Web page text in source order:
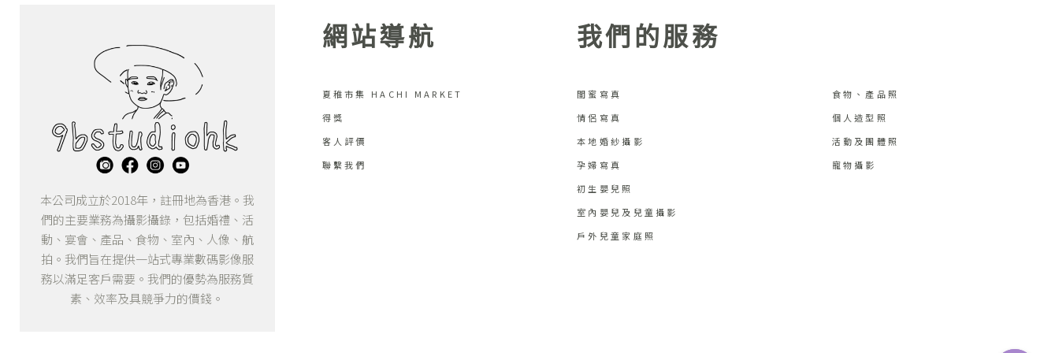
本公司成立於2018年，註冊地為香港。我
們的主要業務為攝影攝錄，包括婚禮、活
動、宴會、產品、食物、室內、人像、航
拍。我們旨在提供一站式專業數碼影像服
務以滿足客戶需要。我們的優勢為服務質
素、效率及具競爭力的價錢。
網站導航
夏稚市集 HACHI MARKET
得獎
客人評價
聯繫我們
我們的服務
閨蜜寫真
情侶寫真
本地婚紗攝影
孕婦寫真
初生嬰兒照
室內嬰兒及兒童攝影
戶外兒童家庭照
食物、產品照
個人造型照
活動及團體照
寵物攝影